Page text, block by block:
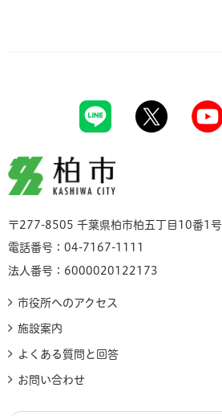
柏市
〒277-8505 千葉県柏市柏五丁目10番1号
電話番号：04-7167-1111
法人番号：6000020122173
市役所へのアクセス
施設案内
よくある質問と回答
お問い合わせ